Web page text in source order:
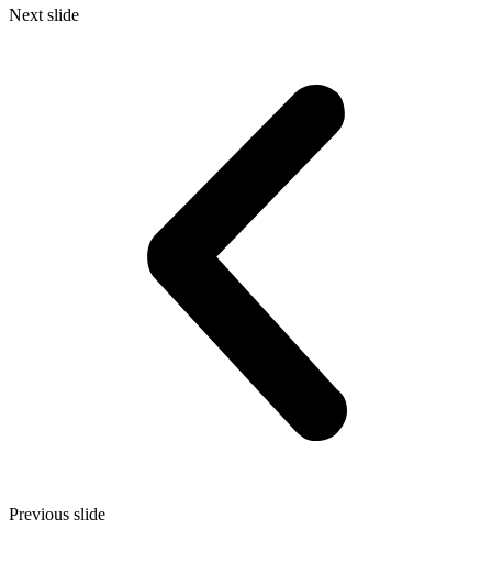
Next slide
Previous slide